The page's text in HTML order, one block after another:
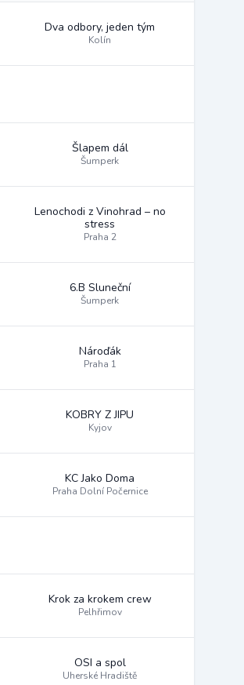
Dva odbory, jeden tým
Kolín
Šlapem dál
Šumperk
Lenochodi z Vinohrad – no
stress
Praha 2
6.B Sluneční
Šumperk
Nároďák
Praha 1
KOBRY Z JIPU
Kyjov
KC Jako Doma
Praha Dolní Počernice
Krok za krokem crew
Pelhřimov
OSI a spol
Uherské Hradiště